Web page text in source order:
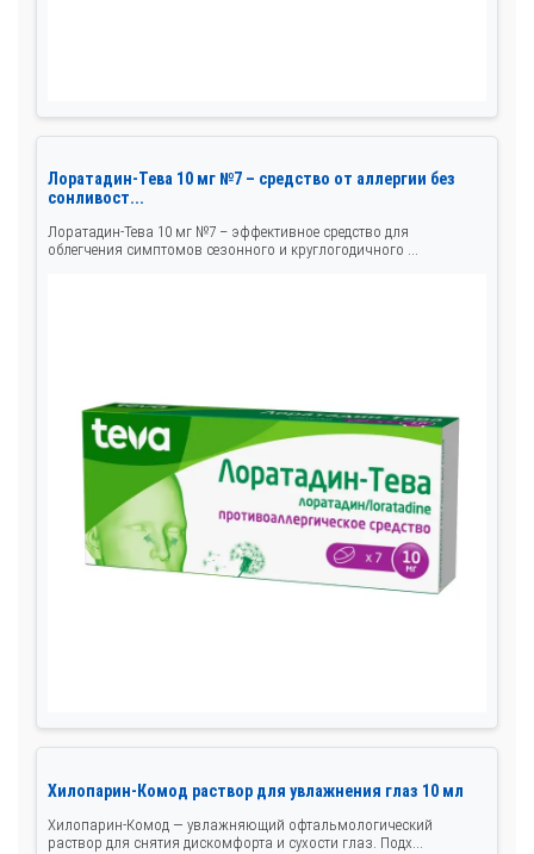
Лоратадин-Тева 10 мг №7 – средство от аллергии без
сонливост...
Лоратадин-Тева 10 мг №7 – эффективное средство для
облегчения симптомов сезонного и круглогодичного ...
Хилопарин-Комод раствор для увлажнения глаз 10 мл
Хилопарин-Комод — увлажняющий офтальмологический
раствор для снятия дискомфорта и сухости глаз. Подх...